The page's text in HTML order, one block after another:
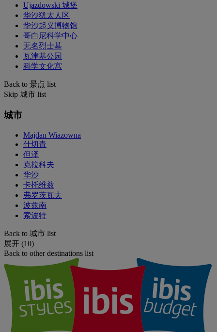
Ujazdowski 城堡
华沙犹太人区
华沙起义博物馆
哥白尼科学中心
无名烈士墓
瓦津基公园
科学文化宫
Back to 景点 list
Skip 城市 list
城市
Majdan Wiazowna
什切青
但泽
克拉科夫
华沙
卡托维兹
弗罗茨瓦夫
波兹南
索波特
Back to 城市 list
展开 (10)
Back to other destinations list